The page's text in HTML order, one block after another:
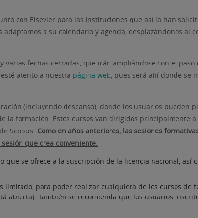
con Elsevier para las instituciones que así lo han
a su calendario y agenda, desplazándonos al
varias fechas cerradas, que irán ampliándose con el
atento a nuestra página web, pues será ahí donde se
(incluyendo descanso), donde los usuarios pueden
la formación. Estos cursos van dirigidos principalmente
Scopus. Como en años anteriores, las sesiones
que crea conveniente.
que se ofrece a la suscripción de la licencia nacional,
limitado, para poder realizar cualquiera de los cursos de
abierta). También se recomienda que los usuarios